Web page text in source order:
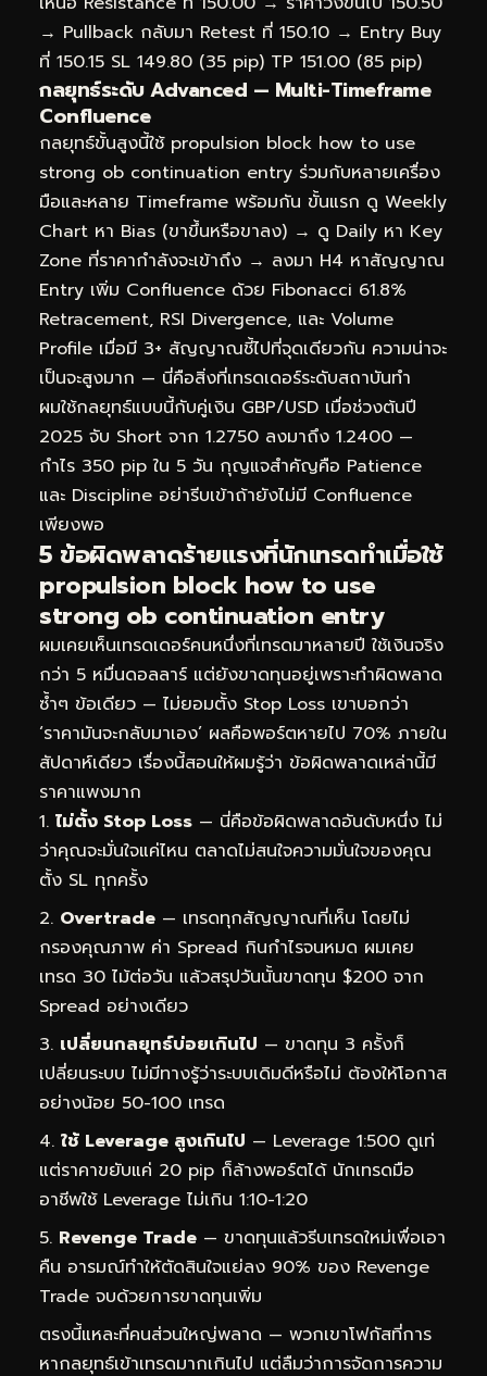
→ Pullback กลับมา Retest ที่ 150.10 → Entry Buy
ที่ 150.15 SL 149.80 (35 pip) TP 151.00 (85 pip)
กลยุทธ์ระดับ Advanced — Multi-Timeframe
Confluence
กลยุทธ์ขั้นสูงนี้ใช้ propulsion block how to use
strong ob continuation entry ร่วมกับหลายเครื่อง
มือและหลาย Timeframe พร้อมกัน ขั้นแรก ดู Weekly
Chart หา Bias (ขาขึ้นหรือขาลง) → ดู Daily หา Key
Zone ที่ราคากำลังจะเข้าถึง → ลงมา H4 หาสัญญาณ
Entry เพิ่ม Confluence ด้วย Fibonacci 61.8%
Retracement, RSI Divergence, และ Volume
Profile เมื่อมี 3+ สัญญาณชี้ไปที่จุดเดียวกัน ความน่าจะ
เป็นจะสูงมาก — นี่คือสิ่งที่เทรดเดอร์ระดับสถาบันทำ
ผมใช้กลยุทธ์แบบนี้กับคู่เงิน GBP/USD เมื่อช่วงต้นปี
2025 จับ Short จาก 1.2750 ลงมาถึง 1.2400 —
กำไร 350 pip ใน 5 วัน กุญแจสำคัญคือ Patience
และ Discipline อย่ารีบเข้าถ้ายังไม่มี Confluence
เพียงพอ
5 ข้อผิดพลาดร้ายแรงที่นักเทรดทำเมื่อใช้
propulsion block how to use
strong ob continuation entry
ผมเคยเห็นเทรดเดอร์คนหนึ่งที่เทรดมาหลายปี ใช้เงินจริง
กว่า 5 หมื่นดอลลาร์ แต่ยังขาดทุนอยู่เพราะทำผิดพลาด
ซ้ำๆ ข้อเดียว — ไม่ยอมตั้ง Stop Loss เขาบอกว่า
‘ราคามันจะกลับมาเอง’ ผลคือพอร์ตหายไป 70% ภายใน
สัปดาห์เดียว เรื่องนี้สอนให้ผมรู้ว่า ข้อผิดพลาดเหล่านี้มี
ราคาแพงมาก
ไม่ตั้ง Stop Loss — นี่คือข้อผิดพลาดอันดับหนึ่ง ไม่
ว่าคุณจะมั่นใจแค่ไหน ตลาดไม่สนใจความมั่นใจของคุณ
ตั้ง SL ทุกครั้ง
Overtrade — เทรดทุกสัญญาณที่เห็น โดยไม่
กรองคุณภาพ ค่า Spread กินกำไรจนหมด ผมเคย
เทรด 30 ไม้ต่อวัน แล้วสรุปวันนั้นขาดทุน $200 จาก
Spread อย่างเดียว
เปลี่ยนกลยุทธ์บ่อยเกินไป — ขาดทุน 3 ครั้งก็
เปลี่ยนระบบ ไม่มีทางรู้ว่าระบบเดิมดีหรือไม่ ต้องให้โอกาส
อย่างน้อย 50-100 เทรด
ใช้ Leverage สูงเกินไป — Leverage 1:500 ดูเท่
แต่ราคาขยับแค่ 20 pip ก็ล้างพอร์ตได้ นักเทรดมือ
อาชีพใช้ Leverage ไม่เกิน 1:10-1:20
Revenge Trade — ขาดทุนแล้วรีบเทรดใหม่เพื่อเอา
คืน อารมณ์ทำให้ตัดสินใจแย่ลง 90% ของ Revenge
Trade จบด้วยการขาดทุนเพิ่ม
ตรงนี้แหละที่คนส่วนใหญ่พลาด — พวกเขาโฟกัสที่การ
หากลยุทธ์เข้าเทรดมากเกินไป แต่ลืมว่าการจัดการความ